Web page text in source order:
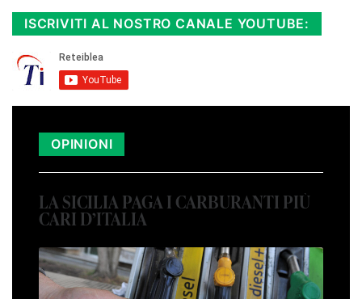
ISCRIVITI AL NOSTRO CANALE YOUTUBE:
OPINIONI
LA SICILIA PAGA I CARBURANTI PIÙ
CARI D’ITALIA